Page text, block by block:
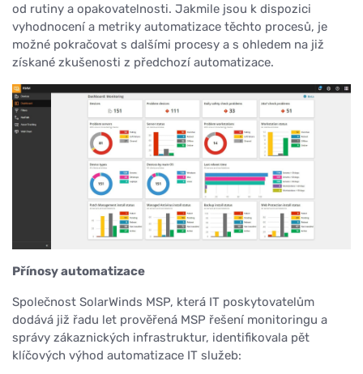
od rutiny a opakovatelnosti. Jakmile jsou k dispozici
vyhodnocení a metriky automatizace těchto procesů, je
možné pokračovat s dalšími procesy a s ohledem na již
získané zkušenosti z předchozí automatizace.
Přínosy automatizace
Společnost SolarWinds MSP, která IT poskytovatelům
dodává již řadu let prověřená MSP řešení monitoringu a
správy zákaznických infrastruktur, identifikovala pět
klíčových výhod automatizace IT služeb: